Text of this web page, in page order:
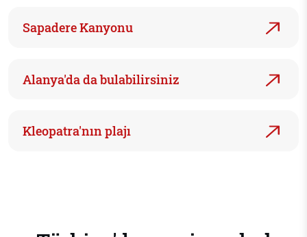
Sapadere Kanyonu
Alanya'da da bulabilirsiniz
Kleopatra'nın plajı